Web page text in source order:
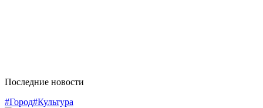
Последние новости
#Город#Культура